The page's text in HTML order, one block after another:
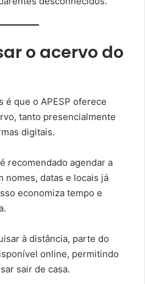
o acervo do
é que o APESP oferece
tanto presencialmente
digitais.
recomendado agendar a
nomes, datas e locais já
economiza tempo e
à distância, parte do
online, permitindo
sair de casa.